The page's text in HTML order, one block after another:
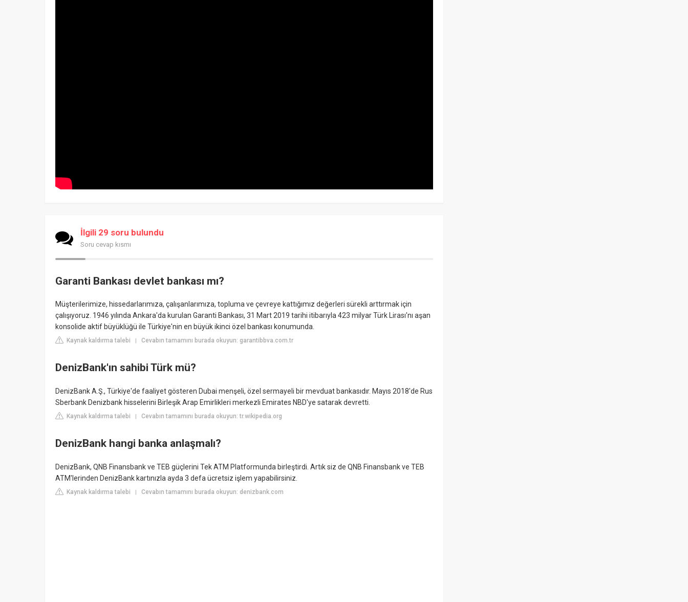
İlgili 29 soru bulundu
Soru cevap kısmı
Garanti Bankası devlet bankası mı?
Müşterilerimize, hissedarlarımıza, çalışanlarımıza, topluma ve çevreye kattığımız değerleri sürekli arttırmak için
çalışıyoruz. 1946 yılında Ankara'da kurulan Garanti Bankası, 31 Mart 2019 tarihi itibarıyla 423 milyar Türk Lirası'nı aşan
konsolide aktif büyüklüğü ile Türkiye'nin en büyük ikinci özel bankası konumunda.
Kaynak kaldırma talebi | Cevabın tamamını burada okuyun: garantibbva.com.tr
DenizBank'ın sahibi Türk mü?
DenizBank A.Ş., Türkiye'de faaliyet gösteren Dubai menşeli, özel sermayeli bir mevduat bankasıdır. Mayıs 2018'de Rus
Sberbank Denizbank hisselerini Birleşik Arap Emirlikleri merkezli Emirates NBD'ye satarak devretti.
Kaynak kaldırma talebi | Cevabın tamamını burada okuyun: tr.wikipedia.org
DenizBank hangi banka anlaşmalı?
DenizBank, QNB Finansbank ve TEB güçlerini Tek ATM Platformunda birleştirdi. Artık siz de QNB Finansbank ve TEB
ATM'lerinden DenizBank kartınızla ayda 3 defa ücretsiz işlem yapabilirsiniz.
Kaynak kaldırma talebi | Cevabın tamamını burada okuyun: denizbank.com